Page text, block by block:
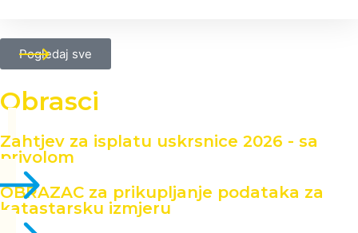
Pogledaj sve
Obrasci
Zahtjev za isplatu uskrsnice 2026 - sa
privolom
OBRAZAC za prikupljanje podataka za
katastarsku izmjeru